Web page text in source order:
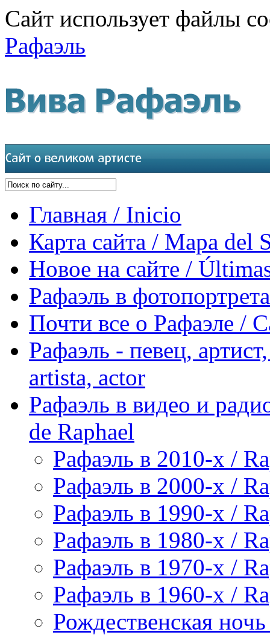
Сайт использует файлы
Рафаэль
Главная / Inicio
Карта сайта / Mapa del
Новое на сайте /
Рафаэль в
Почти все о Рафаэле /
Рафаэль - певец,
artista, actor
Рафаэль в видео и
de Raphael
Рафаэль в 2010-х /
Рафаэль в 2000-х /
Рафаэль в 1990-х /
Рафаэль в 1980-х /
Рафаэль в 1970-х /
Рафаэль в 1960-х /
Рождественская